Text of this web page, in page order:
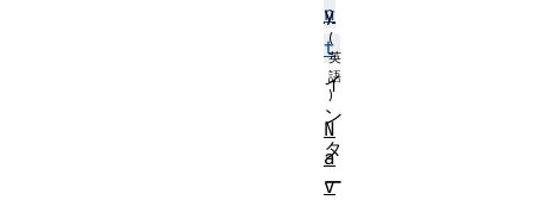
n
t
イ
ン
タ
ー
y
N
a
v